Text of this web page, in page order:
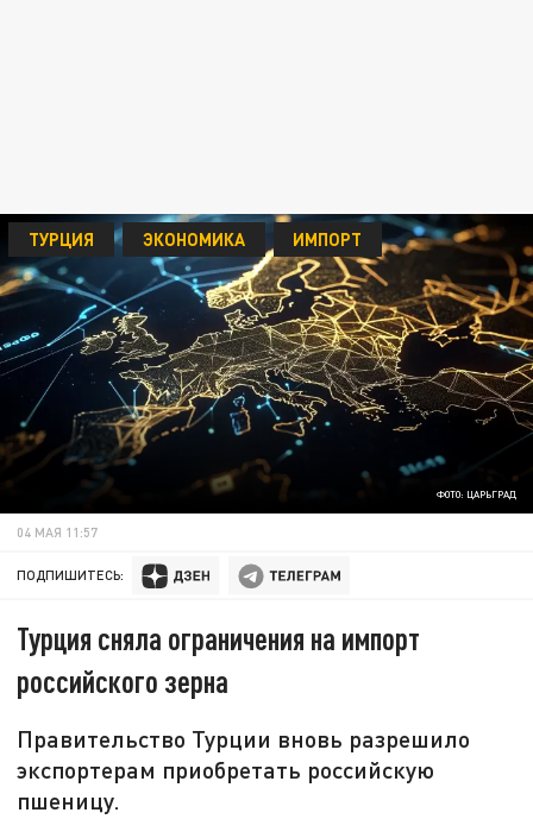
ФОТО: ЦАРЬГРАД
ТУРЦИЯ ЭКОНОМИКА ИМПОРТ
04 МАЯ 11:57
ПОДПИШИТЕСЬ:
Турция сняла ограничения на импорт
российского зерна
Правительство Турции вновь разрешило
экспортерам приобретать российскую
пшеницу.